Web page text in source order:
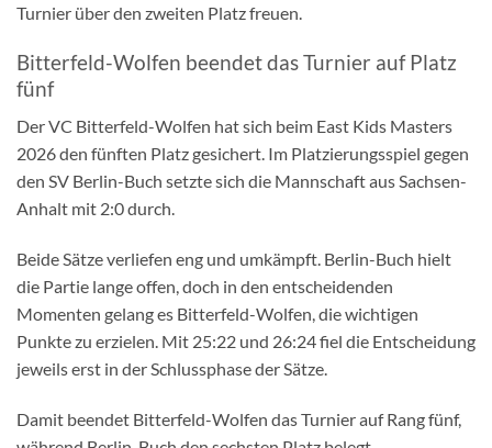
Turnier über den zweiten Platz freuen.
Bitterfeld-Wolfen beendet das Turnier auf Platz
fünf
Der VC Bitterfeld-Wolfen hat sich beim East Kids Masters
2026 den fünften Platz gesichert. Im Platzierungsspiel gegen
den SV Berlin-Buch setzte sich die Mannschaft aus Sachsen-
Anhalt mit 2:0 durch.
Beide Sätze verliefen eng und umkämpft. Berlin-Buch hielt
die Partie lange offen, doch in den entscheidenden
Momenten gelang es Bitterfeld-Wolfen, die wichtigen
Punkte zu erzielen. Mit 25:22 und 26:24 fiel die Entscheidung
jeweils erst in der Schlussphase der Sätze.
Damit beendet Bitterfeld-Wolfen das Turnier auf Rang fünf,